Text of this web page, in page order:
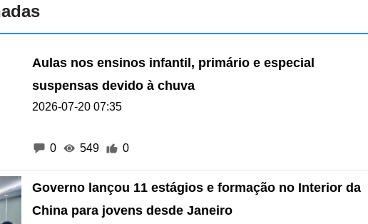
Aulas nos ensinos infantil, primário e especial
suspensas devido à chuva
2026-07-20 07:35
0 549 0
Governo lançou 11 estágios e formação no Interior da
China para jovens desde Janeiro